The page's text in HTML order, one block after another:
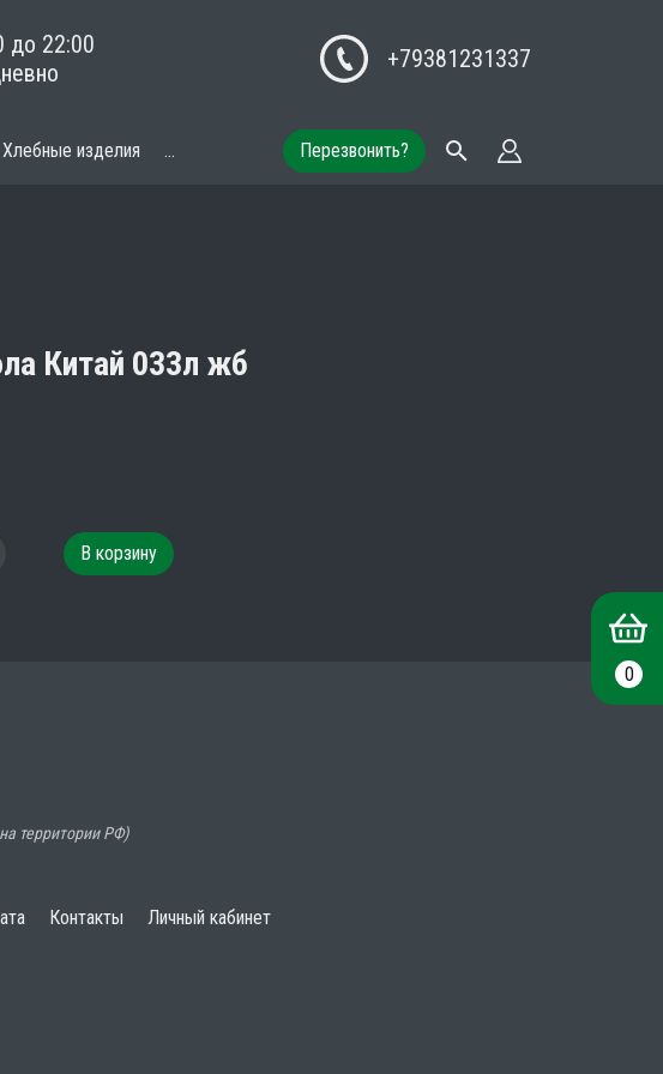
до 22:00
+79381231337
Хлебные изделия ... Перезвонить?
Китай 033л жб
В корзину
территории РФ)
Контакты Личный кабинет
0